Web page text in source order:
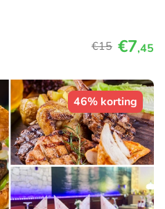
€15 €7,45
46% korting